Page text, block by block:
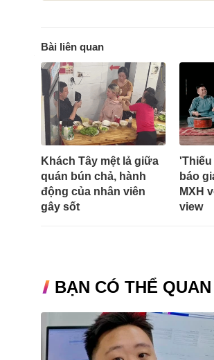
Bài liên quan
Khách Tây mệt lả giữa
quán bún chả, hành
động của nhân viên
gây sốt
báo
MXH
view
BẠN CÓ THỂ